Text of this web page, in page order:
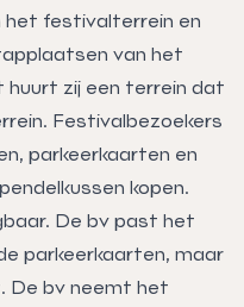
het festivalterrein en
van het
huurt zij een terrein dat
Festivalbezoekers
parkeerkaarten en
kopen.
De bv past het
parkeerkaarten, maar
bv neemt het